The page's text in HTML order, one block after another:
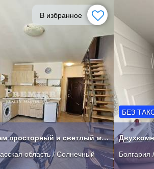
В избранное
Предлагаем Вам просторный и светлый мезонет в квартале Чайка
область / Солнечный
БЕЗ
Болгария